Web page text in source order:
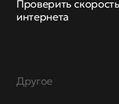
Проверить скорость
интернета
Другое